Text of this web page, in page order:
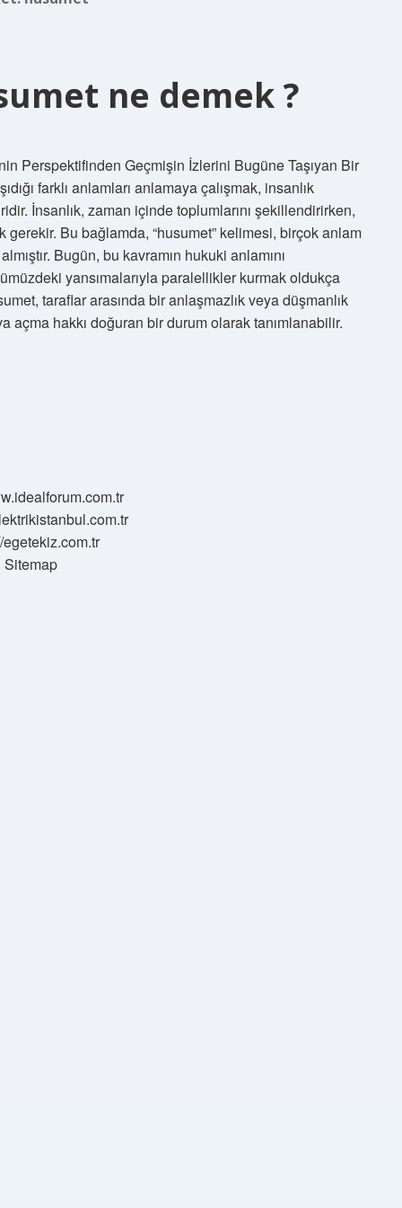
ne demek ?
Perspektifinden Geçmişin İzlerini Bugüne Taşıyan Bir
farklı anlamları anlamaya çalışmak, insanlık
İnsanlık, zaman içinde toplumlarını şekillendirirken,
Bu bağlamda, “husumet” kelimesi, birçok anlam
Bugün, bu kavramın hukuki anlamını
yansımalarıyla paralellikler kurmak oldukça
taraflar arasında bir anlaşmazlık veya düşmanlık
hakkı doğuran bir durum olarak tanımlanabilir.
egetekiz.com.tr
Sitemap